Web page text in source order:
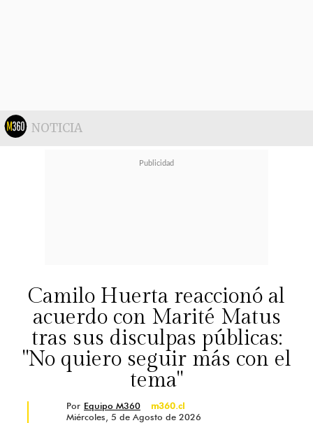
Gloria Arroyo, se reconoció su
NOTICIA
Camilo Huerta reaccionó al
acuerdo con Marité Matus
tras sus disculpas públicas:
"No quiero seguir más con el
tema"
Por Equipo M360
m360.cl
Miércoles, 5 de Agosto de 2026